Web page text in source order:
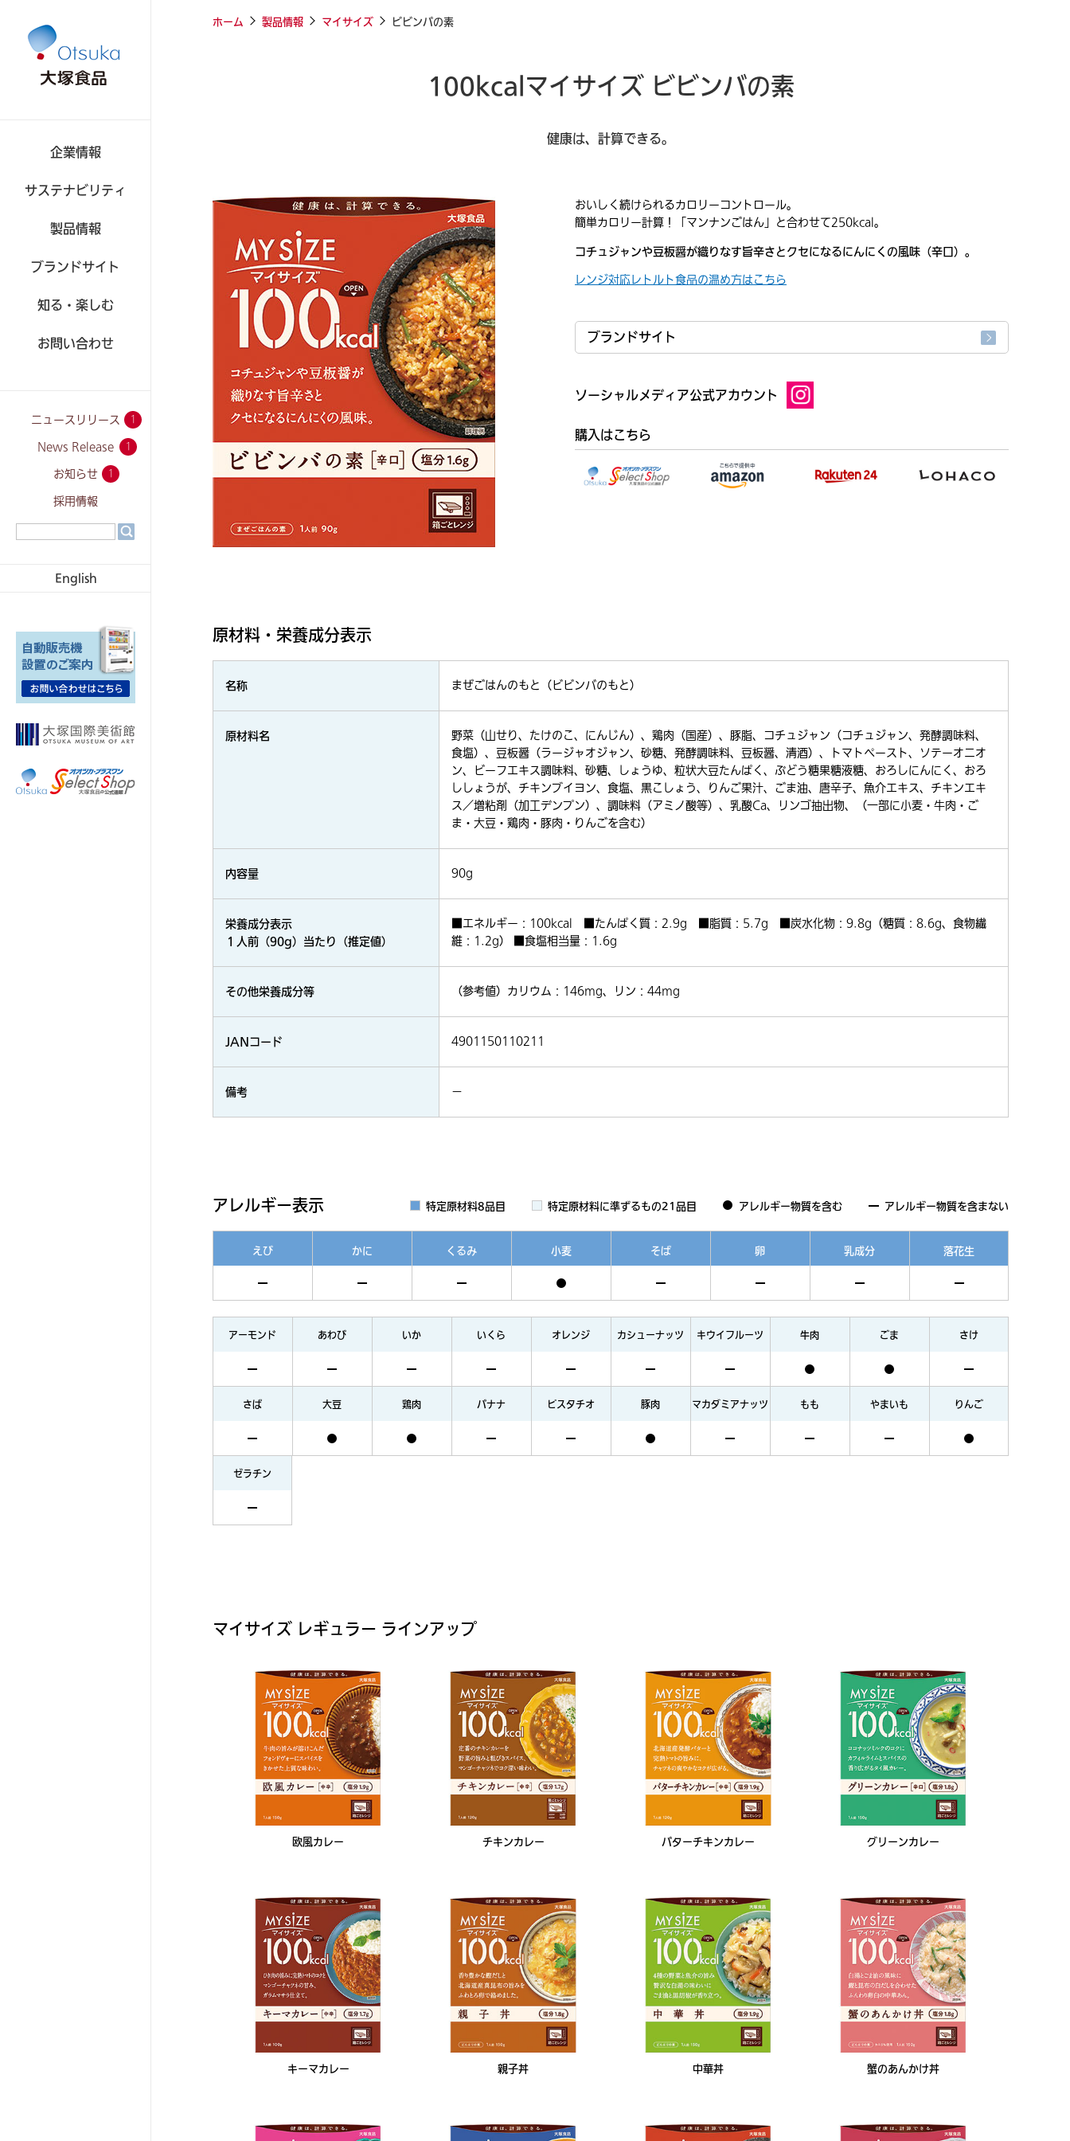
企業情報
サステナビリティ
製品情報
ブランドサイト
知る・楽しむ
お問い合わせ
ニュースリリース 1
News Release 1
お知らせ 1
採用情報
English
業務用
ホーム 製品情報 マイサイズ ビビンバの素
100kcalマイサイズ ビビンバの素
健康は、計算できる。
おいしく続けられるカロリーコントロール。
簡単カロリー計算！「マンナンごはん」と合わせて250kcal。
コチュジャンや豆板醤が織りなす旨辛さとクセになるにんにくの風味（辛口）。
レンジ対応レトルト食品の温め方はこちら
ブランドサイト
ソーシャルメディア公式アカウント
購入はこちら
原材料・栄養成分表示
名称 まぜごはんのもと（ビビンバのもと）
原材料名
野菜（山せり、たけのこ、にんじん）、鶏肉（国産）、豚脂、コチュジャン（コチュジャン、発酵調味料、
食塩）、豆板醤（ラージャオジャン、砂糖、発酵調味料、豆板醤、清酒）、トマトペースト、ソテーオニオ
ン、ビーフエキス調味料、砂糖、しょうゆ、粒状大豆たんぱく、ぶどう糖果糖液糖、おろしにんにく、おろ
ししょうが、チキンブイヨン、食塩、黒こしょう、りんご果汁、ごま油、唐辛子、魚介エキス、チキンエキ
ス／増粘剤（加工デンプン）、調味料（アミノ酸等）、乳酸Ca、リンゴ抽出物、（一部に小麦・牛肉・ご
ま・大豆・鶏肉・豚肉・りんごを含む）
内容量 90g
栄養成分表示
１人前（90g）当たり（推定値）
■エネルギー：100kcal ■たんぱく質：2.9g ■脂質：5.7g ■炭水化物：9.8g（糖質：8.6g、食物繊
維：1.2g） ■食塩相当量：1.6g
その他栄養成分等 （参考値）カリウム：146mg、リン：44mg
JANコード 4901150110211
備考 －
アレルギー表示 特定原材料8品目 特定原材料に準ずるもの21品目 アレルギー物質を含む アレルギー物質を含まない
えび かに くるみ 小麦 そば 卵 乳成分 落花生
アーモンド あわび いか いくら オレンジ カシューナッツ キウイフルーツ 牛肉 ごま さけ
さば 大豆 鶏肉 バナナ ピスタチオ 豚肉 マカダミアナッツ もも やまいも りんご
ゼラチン
マイサイズ レギュラー ラインアップ
欧風カレー チキンカレー バターチキンカレー グリーンカレー
キーマカレー 親子丼 中華丼 蟹のあんかけ丼